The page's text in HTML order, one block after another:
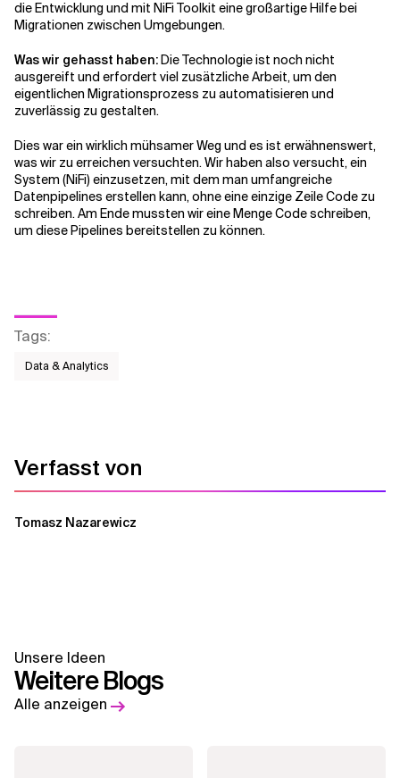
die Entwicklung und mit NiFi Toolkit eine großartige Hilfe bei
Migrationen zwischen Umgebungen.
Was wir gehasst haben:Die Technologie ist noch nicht
ausgereift und erfordert viel zusätzliche Arbeit, um den
eigentlichen Migrationsprozess zu automatisieren und
zuverlässig zu gestalten.
Dies war ein wirklich mühsamer Weg und es ist erwähnenswert,
was wir zu erreichen versuchten. Wir haben also versucht, ein
System (NiFi) einzusetzen, mit dem man umfangreiche
Datenpipelines erstellen kann, ohne eine einzige Zeile Code zu
schreiben. Am Ende mussten wir eine Menge Code schreiben,
um diese Pipelines bereitstellen zu können.
Tags:
Data & Analytics
Verfasst von
Tomasz Nazarewicz
Unsere Ideen
Weitere Blogs
Alle anzeigen